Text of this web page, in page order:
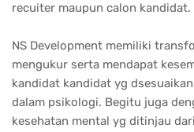
recuiter maupun calon kandidat.
NS Development memiliki
mengukur serta mendapat
kandidat kandidat yg
dalam psikologi. Begitu juga
kesehatan mental yg ditinjau